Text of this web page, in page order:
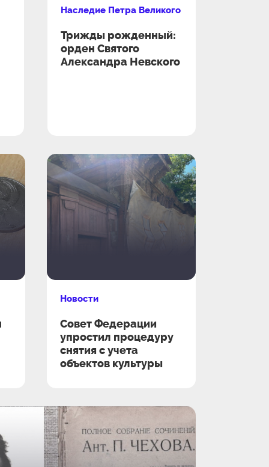
Наследие Петра Великого
Трижды рожденный:
орден Святого
Александра Невского
Новости
Совет Федерации
упростил процедуру
снятия с учета
объектов культуры